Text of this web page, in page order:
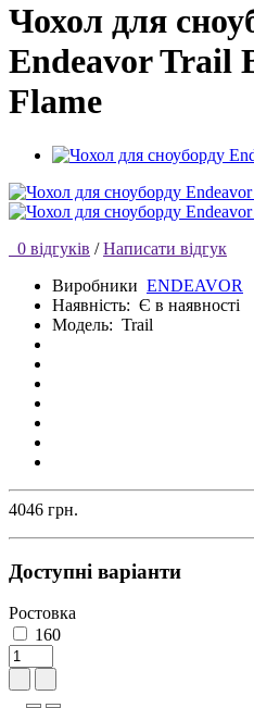
Чохол для
Endeavor Trail
Flame
0 відгуків / Написати відгук
Виробники ENDEAVOR
Наявність: Є в наявності
Модель: Trail
4046 грн.
Доступні варіанти
Ростовка
160